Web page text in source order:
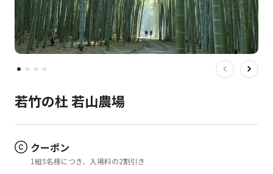
若竹の杜 若山農場
クーポン
1組5名様につき、入場料の2割引き